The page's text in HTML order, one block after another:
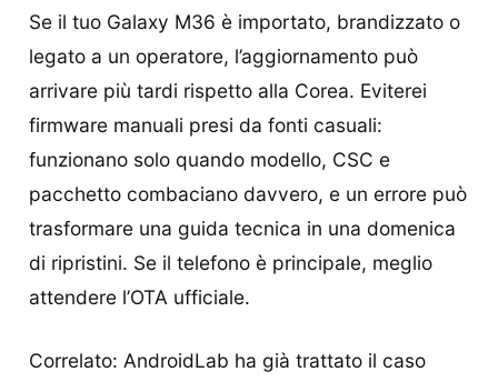
Se il tuo Galaxy M36 è importato, brandizzato o
legato a un operatore, l’aggiornamento può
arrivare più tardi rispetto alla Corea. Eviterei
firmware manuali presi da fonti casuali:
funzionano solo quando modello, CSC e
pacchetto combaciano davvero, e un errore può
trasformare una guida tecnica in una domenica
di ripristini. Se il telefono è principale, meglio
attendere l’OTA ufficiale.
Correlato: AndroidLab ha già trattato il caso